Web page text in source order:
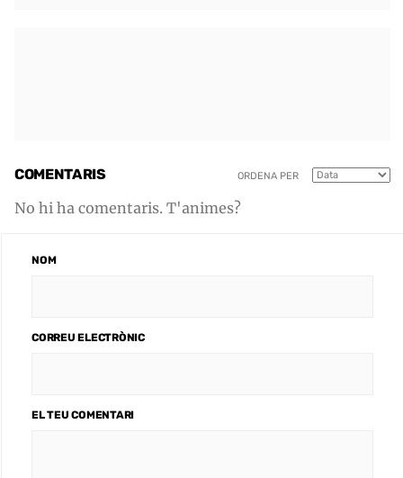
COMENTARIS ORDENA PER
No hi ha comentaris. T'animes?
NOM
CORREU ELECTRÒNIC
EL TEU COMENTARI